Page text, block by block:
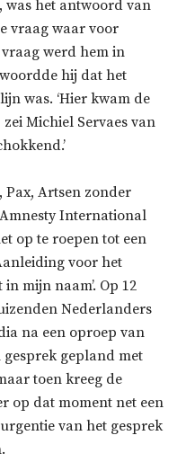
het antwoord van
vraag waar voor
werd hem in
hij dat het
was. ‘Hier kwam de
Michiel Servaes van
Pax, Artsen zonder
International
op te roepen tot een
voor het
mijn naam’. Op 12
Nederlanders
na een oproep van
gesprek gepland met
toen kreeg de
op dat moment net een
van het gesprek